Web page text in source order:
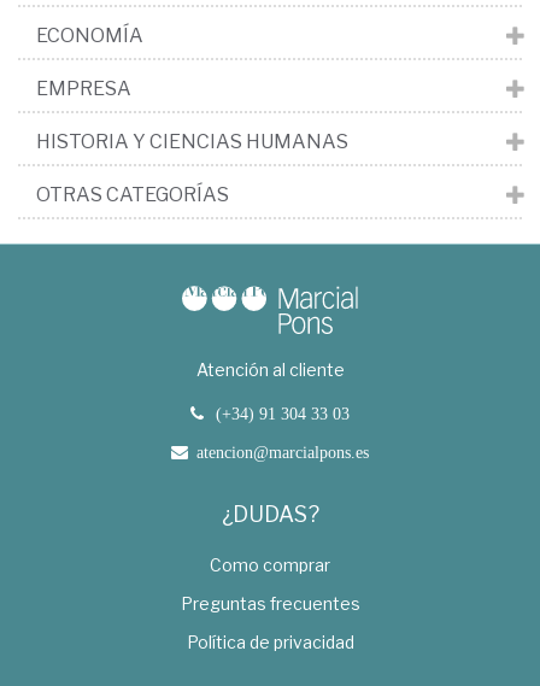
ECONOMÍA
EMPRESA
HISTORIA Y CIENCIAS HUMANAS
OTRAS CATEGORÍAS
Atención al cliente
(+34) 91 304 33 03
atencion@marcialpons.es
¿DUDAS?
Como comprar
Preguntas frecuentes
Política de privacidad